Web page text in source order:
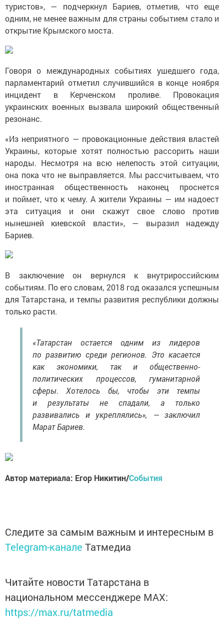
туристов», — подчеркнул Бариев, отметив, что еще
одним, не менее важным для страны событием стало и
открытие Крымского моста.
Говоря о международных событиях ушедшего года,
парламентарий отметил случившийся в конце ноября
инцидент в Керченском проливе. Провокация
украинских военных вызвала широкий общественный
резонанс.
«Из неприятного — провокационные действия властей
Украины, которые хотят полностью рассорить наши
народы. Несмотря на всю нелепость этой ситуации,
она пока что не выправляется. Мы рассчитываем, что
иностранная общественность наконец проснется
и поймет, что к чему. А жители Украины — им надоест
эта ситуация и они скажут свое слово против
нынешней киевской власти», — выразил надежду
Бариев.
В заключение он вернулся к внутрироссийским
событиям. По его словам, 2018 год оказался успешным
для Татарстана, и темпы развития республики должны
только расти.
«Татарстан остается одним из лидеров
по развитию среди регионов. Это касается
как экономики, так и общественно-
политических процессов, гуманитарной
сферы. Хотелось бы, чтобы эти темпы
и результаты не спадали, а только
развивались и укреплялись», — заключил
Марат Бариев.
Автор материала: Егор Никитин/События
Следите за самым важным и интересным в
Telegram-канале Татмедиа
Читайте новости Татарстана в
национальном мессенджере MАХ:
https://max.ru/tatmedia